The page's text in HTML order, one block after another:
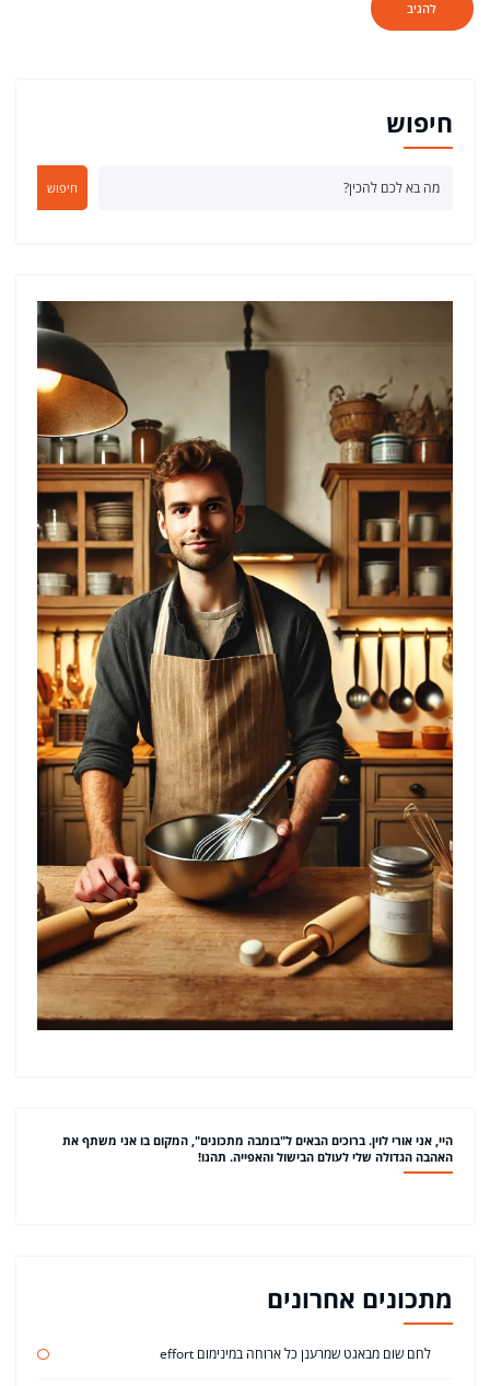
חיפוש
חיפוש
היי, אני אורי לוין. ברוכים הבאים ל"בומבה מתכונים", המקום בו אני משתף את
האהבה הגדולה שלי לעולם הבישול והאפייה. תהנו!
מתכונים אחרונים
לחם שום מבאגט שמרענן כל ארוחה במינימום effort